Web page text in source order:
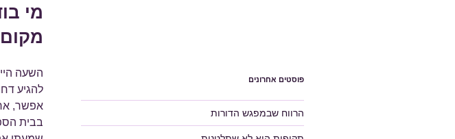
מי
להגיע
אפשר,
בבית
פוסטים אחרונים
הרווח שבמפגש הדורות